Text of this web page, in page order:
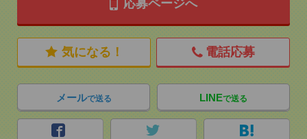
応募ページへ
気になる！ 電話応募
メールで送る LINEで送る